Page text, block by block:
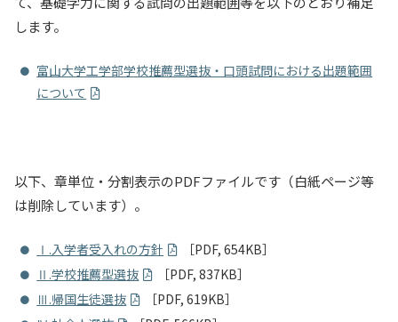
します。
富山大学工学部学校推薦型選抜・口頭試問における出題範囲
について
以下、章単位・分割表示のPDFファイルです（白紙ページ等
は削除しています）。
Ⅰ.入学者受入れの方針
［PDF, 654KB］
Ⅱ.学校推薦型選抜
［PDF, 837KB］
Ⅲ.帰国生徒選抜
［PDF, 619KB］